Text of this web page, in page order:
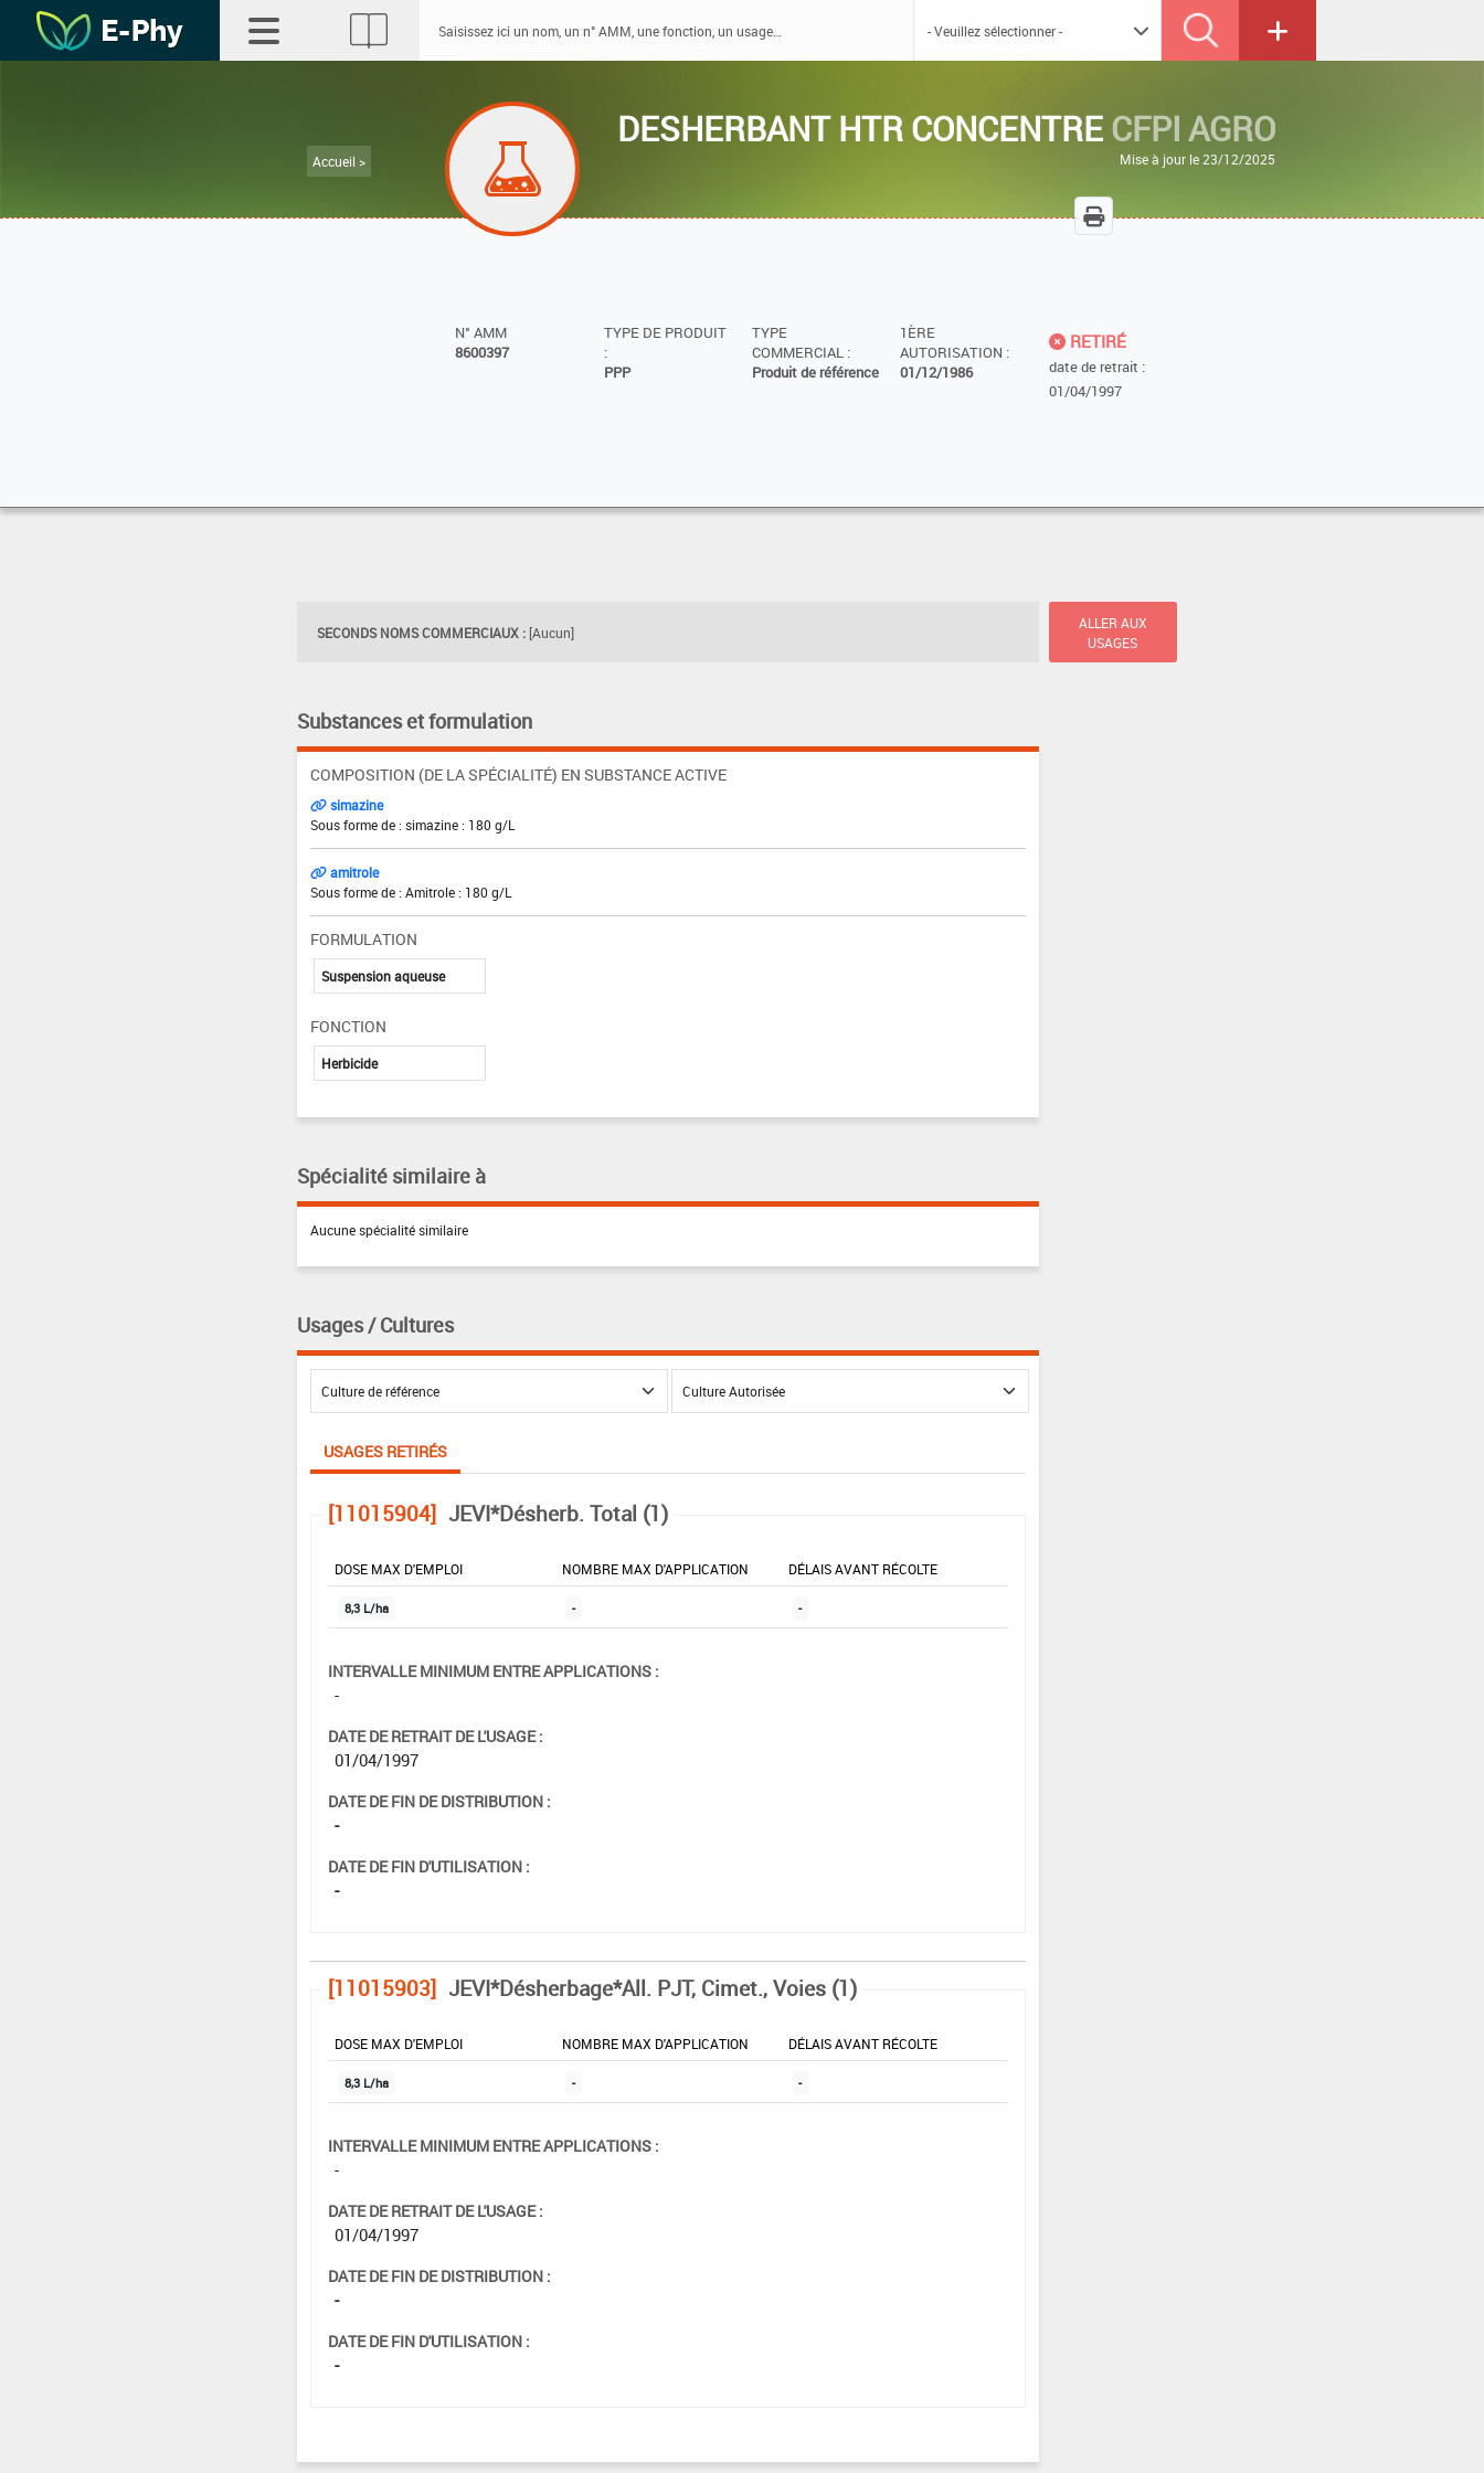
Accueil >
DESHERBANT HTR CONCENTRECFPI AGRO
Mise à jour le 23/12/2025
N° AMM
8600397
TYPE DE PRODUIT
:
PPP
TYPE
COMMERCIAL :
Produit de référence
1ÈRE
AUTORISATION :
01/12/1986
RETIRÉ
date de retrait :
01/04/1997
SECONDS NOMS COMMERCIAUX : [Aucun]
ALLER AUX
USAGES
Substances et formulation
COMPOSITION (DE LA SPÉCIALITÉ) EN SUBSTANCE ACTIVE
simazine
Sous forme de : simazine : 180 g/L
amitrole
Sous forme de : Amitrole : 180 g/L
FORMULATION
Suspension aqueuse
FONCTION
Herbicide
Spécialité similaire à
Aucune spécialité similaire
Usages / Cultures
USAGES RETIRÉS
[11015904] JEVI*Désherb. Total (1)
DOSE MAX D'EMPLOI NOMBRE MAX D'APPLICATION DÉLAIS AVANT RÉCOLTE
8,3 L/ha - -
INTERVALLE MINIMUM ENTRE APPLICATIONS :
-
DATE DE RETRAIT DE L'USAGE :
01/04/1997
DATE DE FIN DE DISTRIBUTION :
-
DATE DE FIN D'UTILISATION :
-
[11015903] JEVI*Désherbage*All. PJT, Cimet., Voies (1)
DOSE MAX D'EMPLOI NOMBRE MAX D'APPLICATION DÉLAIS AVANT RÉCOLTE
8,3 L/ha - -
INTERVALLE MINIMUM ENTRE APPLICATIONS :
-
DATE DE RETRAIT DE L'USAGE :
01/04/1997
DATE DE FIN DE DISTRIBUTION :
-
DATE DE FIN D'UTILISATION :
-